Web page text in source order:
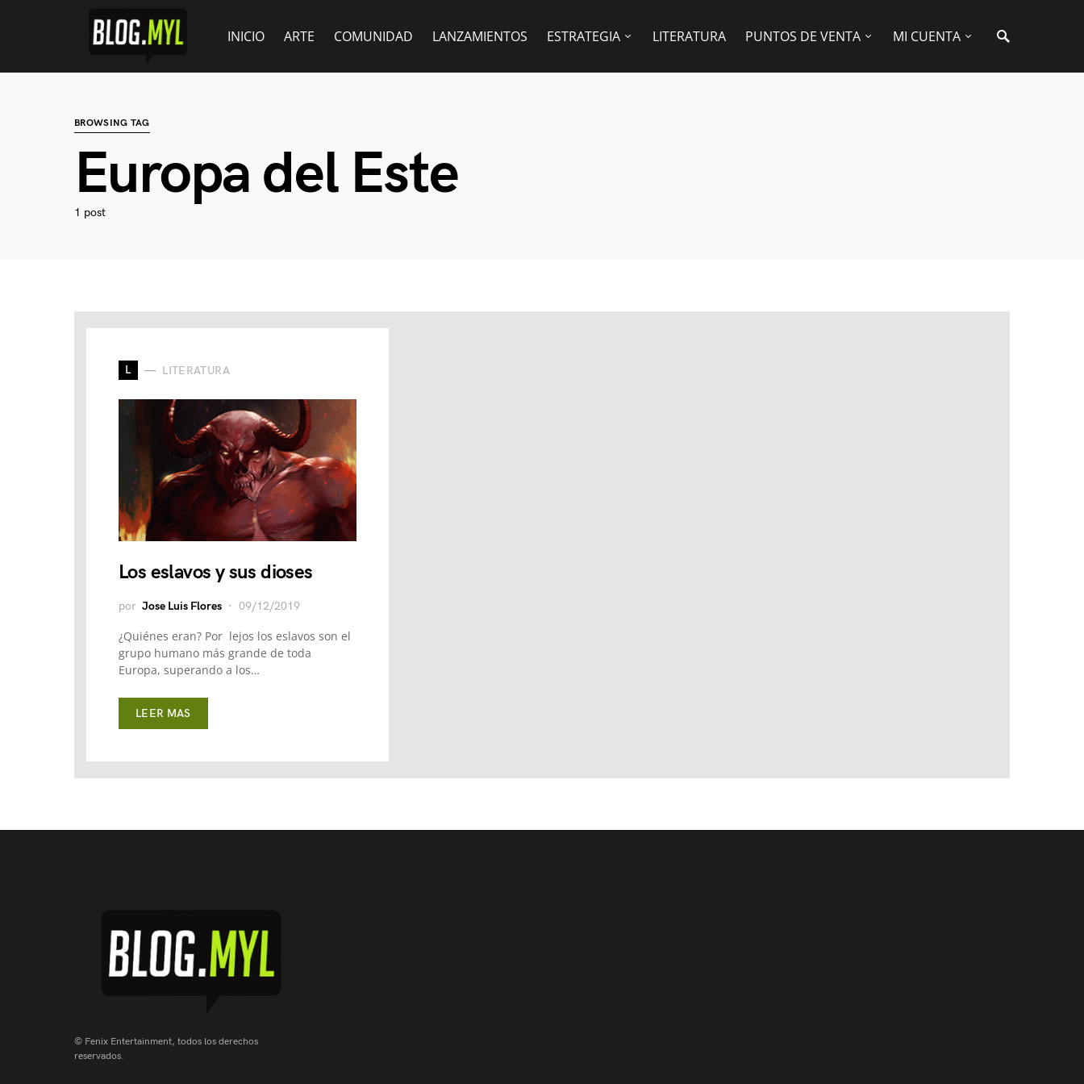
INICIO ARTE COMUNIDAD LANZAMIENTOS ESTRATEGIA LITERATURA PUNTOS DE VENTA MI CUENTA
BROWSING TAG
Europa del Este
1 post
L LITERATURA
Los eslavos y sus dioses
por Jose Luis Flores 09/12/2019
¿Quiénes eran? Por lejos los eslavos son el
grupo humano más grande de toda
Europa, superando a los…
LEER MAS
© Fenix Entertainment, todos los derechos
reservados.